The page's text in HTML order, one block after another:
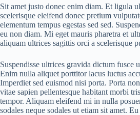
Sit amet justo donec enim diam. Et ligula
scelerisque eleifend donec pretium
elementum tempus egestas sed sed.
eu non diam. Mi eget mauris pharetra et
aliquam ultrices sagittis orci a scelerisque
Suspendisse ultrices gravida dictum fusce
Enim nulla aliquet porttitor lacus luctus
Imperdiet sed euismod nisi porta. Porta
vitae sapien pellentesque habitant morbi
tempor. Aliquam eleifend mi in nulla
sodales neque sodales ut etiam sit amet.